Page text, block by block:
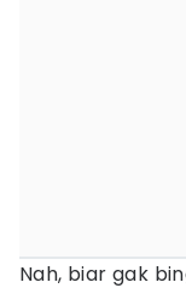
Nah, biar gak